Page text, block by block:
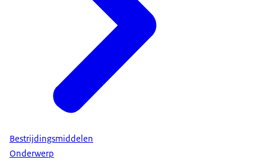
Bestrijdingsmiddelen
Onderwerp